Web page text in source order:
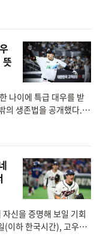
나이에 특급 대우를 받
의 생존법을 공개했다.프
신을 증명해 보일 기회
(이하 한국시간), 고우석